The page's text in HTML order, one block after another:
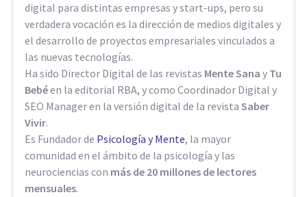
digital para distintas empresas y start-ups, pero su
verdadera vocación es la dirección de medios digitales y
el desarrollo de proyectos empresariales vinculados a
las nuevas tecnologías.
Ha sido Director Digital de las revistas Mente Sana y Tu
Bebéen la editorial RBA, y como Coordinador Digital y
SEO Manager en la versión digital de la revista Saber
Vivir.
Es Fundador de Psicología y Mente, la mayor
comunidad en el ámbito de la psicología y las
neurociencias con más de 20 millones de lectores
mensuales.